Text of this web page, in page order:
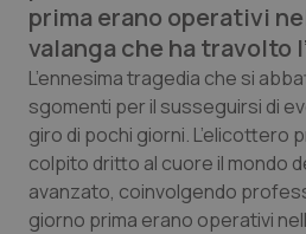
Basilicata
Calabria
Campania
Artrite & artrosi
Asma & BPCO
Car-T
QS Club Newsletter
prima erano operativi
valanga che ha travolto
L’ennesima tragedia che si
sgomenti per il susseguirsi di
giro di pochi giorni. L’elicottero
colpito dritto al cuore il mondo
avanzato, coinvolgendo
giorno prima erano operativi